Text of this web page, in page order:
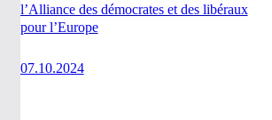
l’Alliance des démocrates et des libéraux
pour l’Europe
07.10.2024